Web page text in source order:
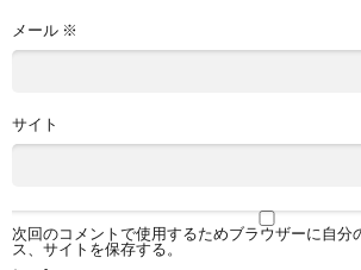
メール ※
サイト
次回のコメントで使用するためブラウザーに自分
ス、サイトを保存する。